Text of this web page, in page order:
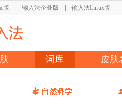
版 输入法企业版 输入法Linux版
词库 皮肤